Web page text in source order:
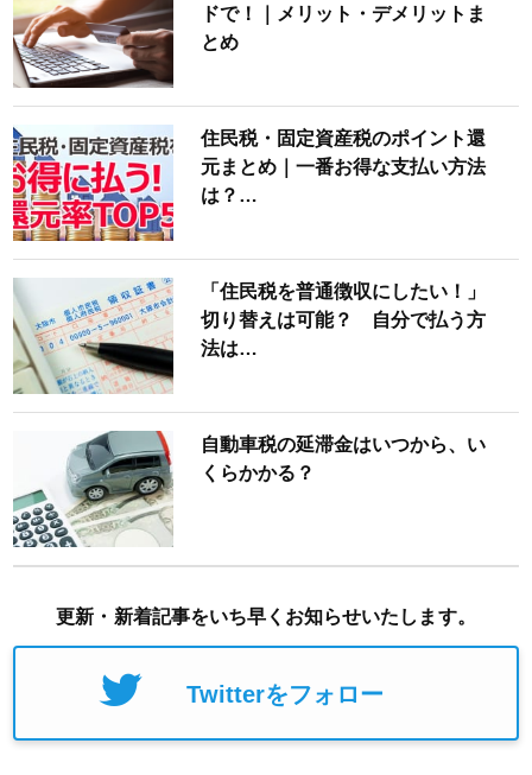
ドで！｜メリット・デメリットま
とめ
住民税・固定資産税のポイント還
元まとめ｜一番お得な支払い方法
は？…
「住民税を普通徴収にしたい！」
切り替えは可能？ 自分で払う方
法は…
自動車税の延滞金はいつから、い
くらかかる？
更新・新着記事をいち早くお知らせいたします。
Twitterをフォロー